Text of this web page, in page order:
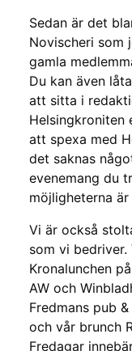
Sedan är det
Novischeri som
gamla
Du kan även
att sitta i
Helsingkroniten
att spexa med
det saknas
evenemang du
möjligheterna
Vi är också
som vi
Kronalunchen
AW och
Fredmans pub
och vår brunch
Fredagar